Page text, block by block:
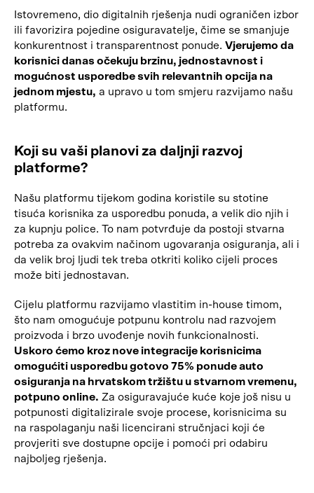
Istovremeno, dio digitalnih rješenja nudi ograničen izbor
ili favorizira pojedine osiguravatelje, čime se smanjuje
konkurentnost i transparentnost ponude. Vjerujemo da
korisnici danas očekuju brzinu, jednostavnost i
mogućnost usporedbe svih relevantnih opcija na
jednom mjestu, a upravo u tom smjeru razvijamo našu
platformu.
Koji su vaši planovi za daljnji razvoj
platforme?
Našu platformu tijekom godina koristile su stotine
tisuća korisnika za usporedbu ponuda, a velik dio njih i
za kupnju police. To nam potvrđuje da postoji stvarna
potreba za ovakvim načinom ugovaranja osiguranja, ali i
da velik broj ljudi tek treba otkriti koliko cijeli proces
može biti jednostavan.
Cijelu platformu razvijamo vlastitim in-house timom,
što nam omogućuje potpunu kontrolu nad razvojem
proizvoda i brzo uvođenje novih funkcionalnosti.
Uskoro ćemo kroz nove integracije korisnicima
omogućiti usporedbu gotovo 75% ponude auto
osiguranja na hrvatskom tržištu u stvarnom vremenu,
potpuno online. Za osiguravajuće kuće koje još nisu u
potpunosti digitalizirale svoje procese, korisnicima su
na raspolaganju naši licencirani stručnjaci koji će
provjeriti sve dostupne opcije i pomoći pri odabiru
najboljeg rješenja.